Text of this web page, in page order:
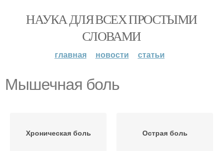
НАУКА ДЛЯ ВСЕХ ПРОСТЫМИ
СЛОВАМИ
главная новости статьи
Мышечная боль
Хроническая боль Острая боль